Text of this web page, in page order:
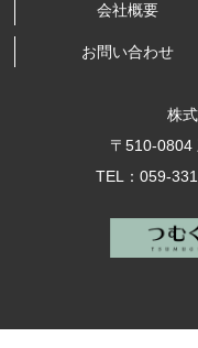
会社概要
お問い合わせ
株
〒510-0804
TEL：059-